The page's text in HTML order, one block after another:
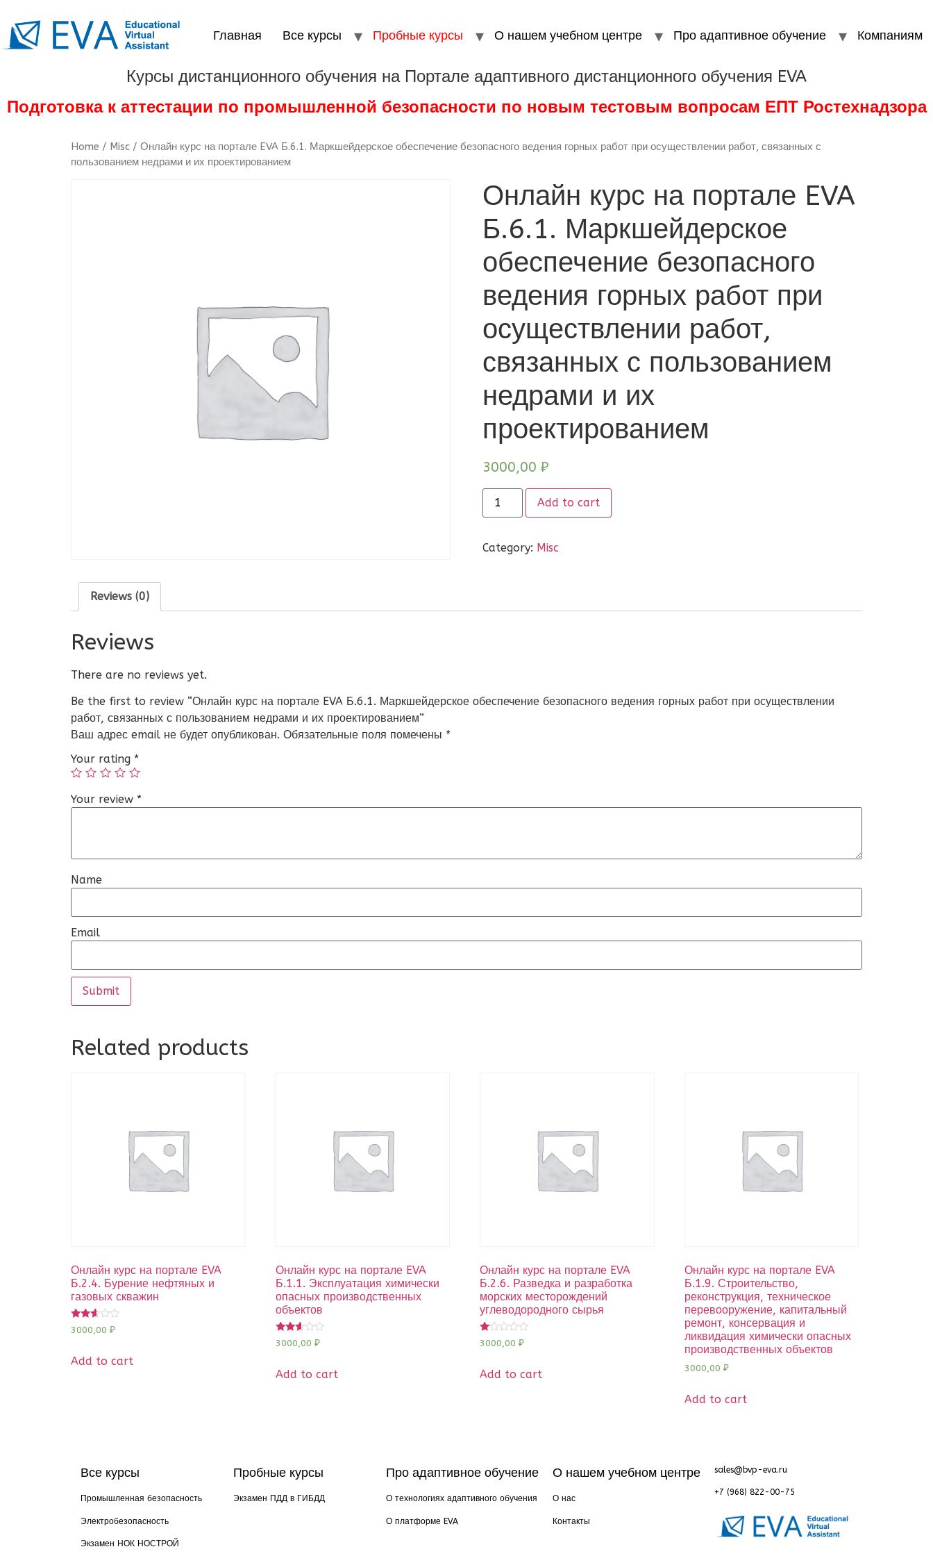
Главная Все курсы Пробные курсы О нашем учебном центре Про адаптивное обучение Компаниям
Курсы дистанционного обучения на Портале адаптивного дистанционного обучения EVA
Подготовка к аттестации по промышленной безопасности по новым тестовым вопросам ЕПТ Ростехнадзора
Home / Misc / Онлайн курс на портале EVA Б.6.1. Маркшейдерское обеспечение безопасного ведения горных работ при осуществлении работ, связанных с
пользованием недрами и их проектированием
Онлайн курс на портале EVA
Б.6.1. Маркшейдерское
обеспечение безопасного
ведения горных работ при
осуществлении работ,
связанных с пользованием
недрами и их
проектированием
3000,00 ₽
Add to cart
Category: Misc
Reviews (0)
Reviews
There are no reviews yet.
Be the first to review “Онлайн курс на портале EVA Б.6.1. Маркшейдерское обеспечение безопасного ведения горных работ при осуществлении
работ, связанных с пользованием недрами и их проектированием”
Ваш адрес email не будет опубликован. Обязательные поля помечены *
Your rating *
Your review *
Name
Email
Related products
Онлайн курс на портале EVA
Б.2.4. Бурение нефтяных и
газовых скважин
Rated
2.49
5
3000,00 ₽
Add to cart
Онлайн курс на портале EVA
Б.1.1. Эксплуатация химически
опасных производственных
объектов
Rated
2.50
5
3000,00 ₽
Add to cart
Онлайн курс на портале EVA
Б.2.6. Разведка и разработка
морских месторождений
углеводородного сырья
Rated
1.00
of
5
3000,00₽
Add to cart
Онлайн курс на портале EVA
Б.1.9. Строительство,
реконструкция, техническое
перевооружение, капитальный
ремонт, консервация и
ликвидация химически опасных
производственных объектов
3000,00₽
Add to cart
Все курсы
Промышленная безопасность
Электробезопасность
Экзамен НОК НОСТРОЙ
Пробные курсы
Экзамен ПДД в ГИБДД
Про адаптивное обучение
О технологиях адаптивного обучения
О платформе EVA
О нашем учебном центре
О нас
Контакты
sales@bvp-eva.ru
+7 (968) 822-00-75